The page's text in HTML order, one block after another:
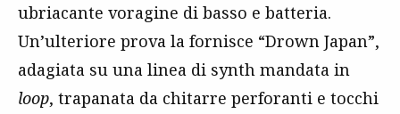
ubriacante voragine di basso e batteria.
Un’ulteriore prova la fornisce “Drown Japan”,
adagiata su una linea di synth mandata in
loop, trapanata da chitarre perforanti e tocchi